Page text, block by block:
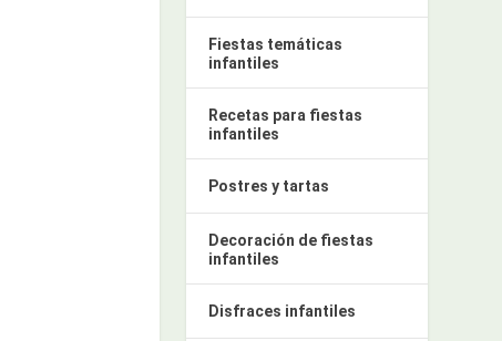
Fiestas temáticas
infantiles
Recetas para fiestas
infantiles
Postres y tartas
Decoración de fiestas
infantiles
Disfraces infantiles